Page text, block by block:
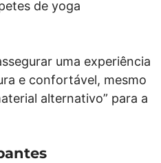
de yoga
uma experiência
e confortável, mesmo
alternativo” para a